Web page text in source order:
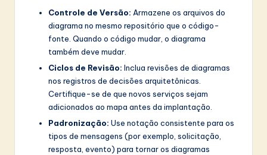
Controle de Versão: Armazene os arquivos do
diagrama no mesmo repositório que o código-
fonte. Quando o código mudar, o diagrama
também deve mudar.
Ciclos de Revisão: Inclua revisões de diagramas
nos registros de decisões arquitetônicas.
Certifique-se de que novos serviços sejam
adicionados ao mapa antes da implantação.
Padronização: Use notação consistente para os
tipos de mensagens (por exemplo, solicitação,
resposta, evento) para tornar os diagramas